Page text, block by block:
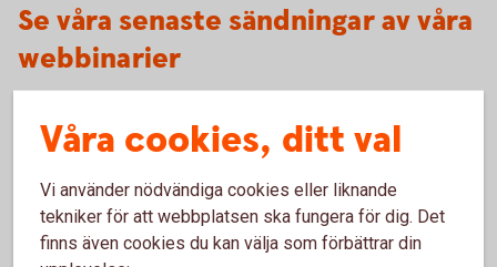
Se våra senaste sändningar av våra
webbinarier
Våra cookies, ditt val
Vi använder nödvändiga cookies eller liknande
tekniker för att webbplatsen ska fungera för dig. Det
finns även cookies du kan välja som förbättrar din